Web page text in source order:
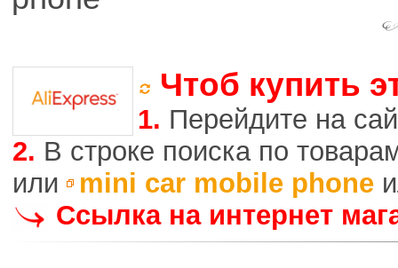
Чтоб купить
1. Перейдите на
2. В строке поиска по
или
mini car mobile phone
Ссылка на интернет